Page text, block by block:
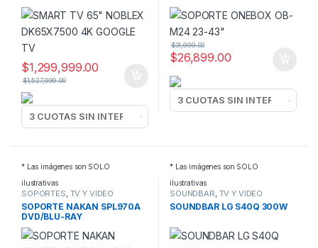
$1,299,999.00
$1,527,999.00
$26,899.00
$31,999.00
* Las imágenes son SOLO
ilustrativas
SOPORTES, TV Y VIDEO
SOPORTE NAKAN SPL970A
DVD/BLU-RAY
* Las imágenes son SOLO
ilustrativas
SOUNDBAR, TV Y VIDEO
SOUNDBAR LG S40Q 300W